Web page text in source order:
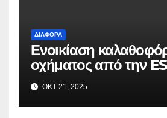
ΔΙΆΦΟΡΑ
Ενοικίαση
οχήματος από την
αξιόπιστη λύση για
σε ύψος
ΟΚΤ 21, 2025